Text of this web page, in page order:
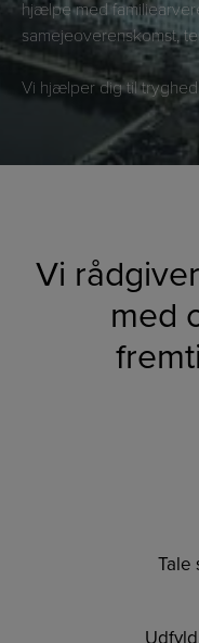
hjælpe med
samejeoverenskomst,
Vi hjælper dig til
Vi
med
Tale